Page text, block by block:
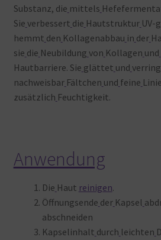
Substanz, die mittels
Sie verbessert die Hautstruktur UV-
hemmt den Kollagenabbau in der
sie die Neubildung von Kollagen und
Hautbarriere. Sie glättet und
nachweisbar Fältchen und feine
zusätzlich Feuchtigkeit.
Anwendung
Die Haut reinigen.
Öffnungsende der Kapsel
abschneiden
Kapselinhalt durch leichten